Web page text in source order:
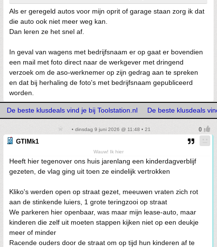
Als er geregeld autos voor mijn oprit of garage staan zorg ik dat
die auto ook niet meer weg kan.
Dan leren ze het snel af.
In geval van wagens met bedrijfsnaam er op gaat er bovendien
een mail met foto direct naar de werkgever met dringend
verzoek om de aso-werknemer op zijn gedrag aan te spreken
en dat bij herhaling de foto's met bedrijfsnaam gepubliceerd
worden.
De beste klusdeals vind je bij Toolstation.nl De beste klusdeals
• dinsdag 9 juni 2026 @ 11:48 • 21
GTIMk1
Wauw! Ik hier
Heeft hier tegenover ons huis jarenlang een kinderdagverblijf
gezeten, de vlag ging uit toen ze eindelijk vertrokken
Kliko's werden open op straat gezet, meeuwen vraten zich rot
aan de stinkende luiers, 1 grote teringzooi op straat
We parkeren hier openbaar, was maar mijn lease-auto, maar
kinderen die zelf uit moeten stappen kijken niet op een deukje
meer of minder
Racende ouders door de straat om op tijd hun kinderen af te